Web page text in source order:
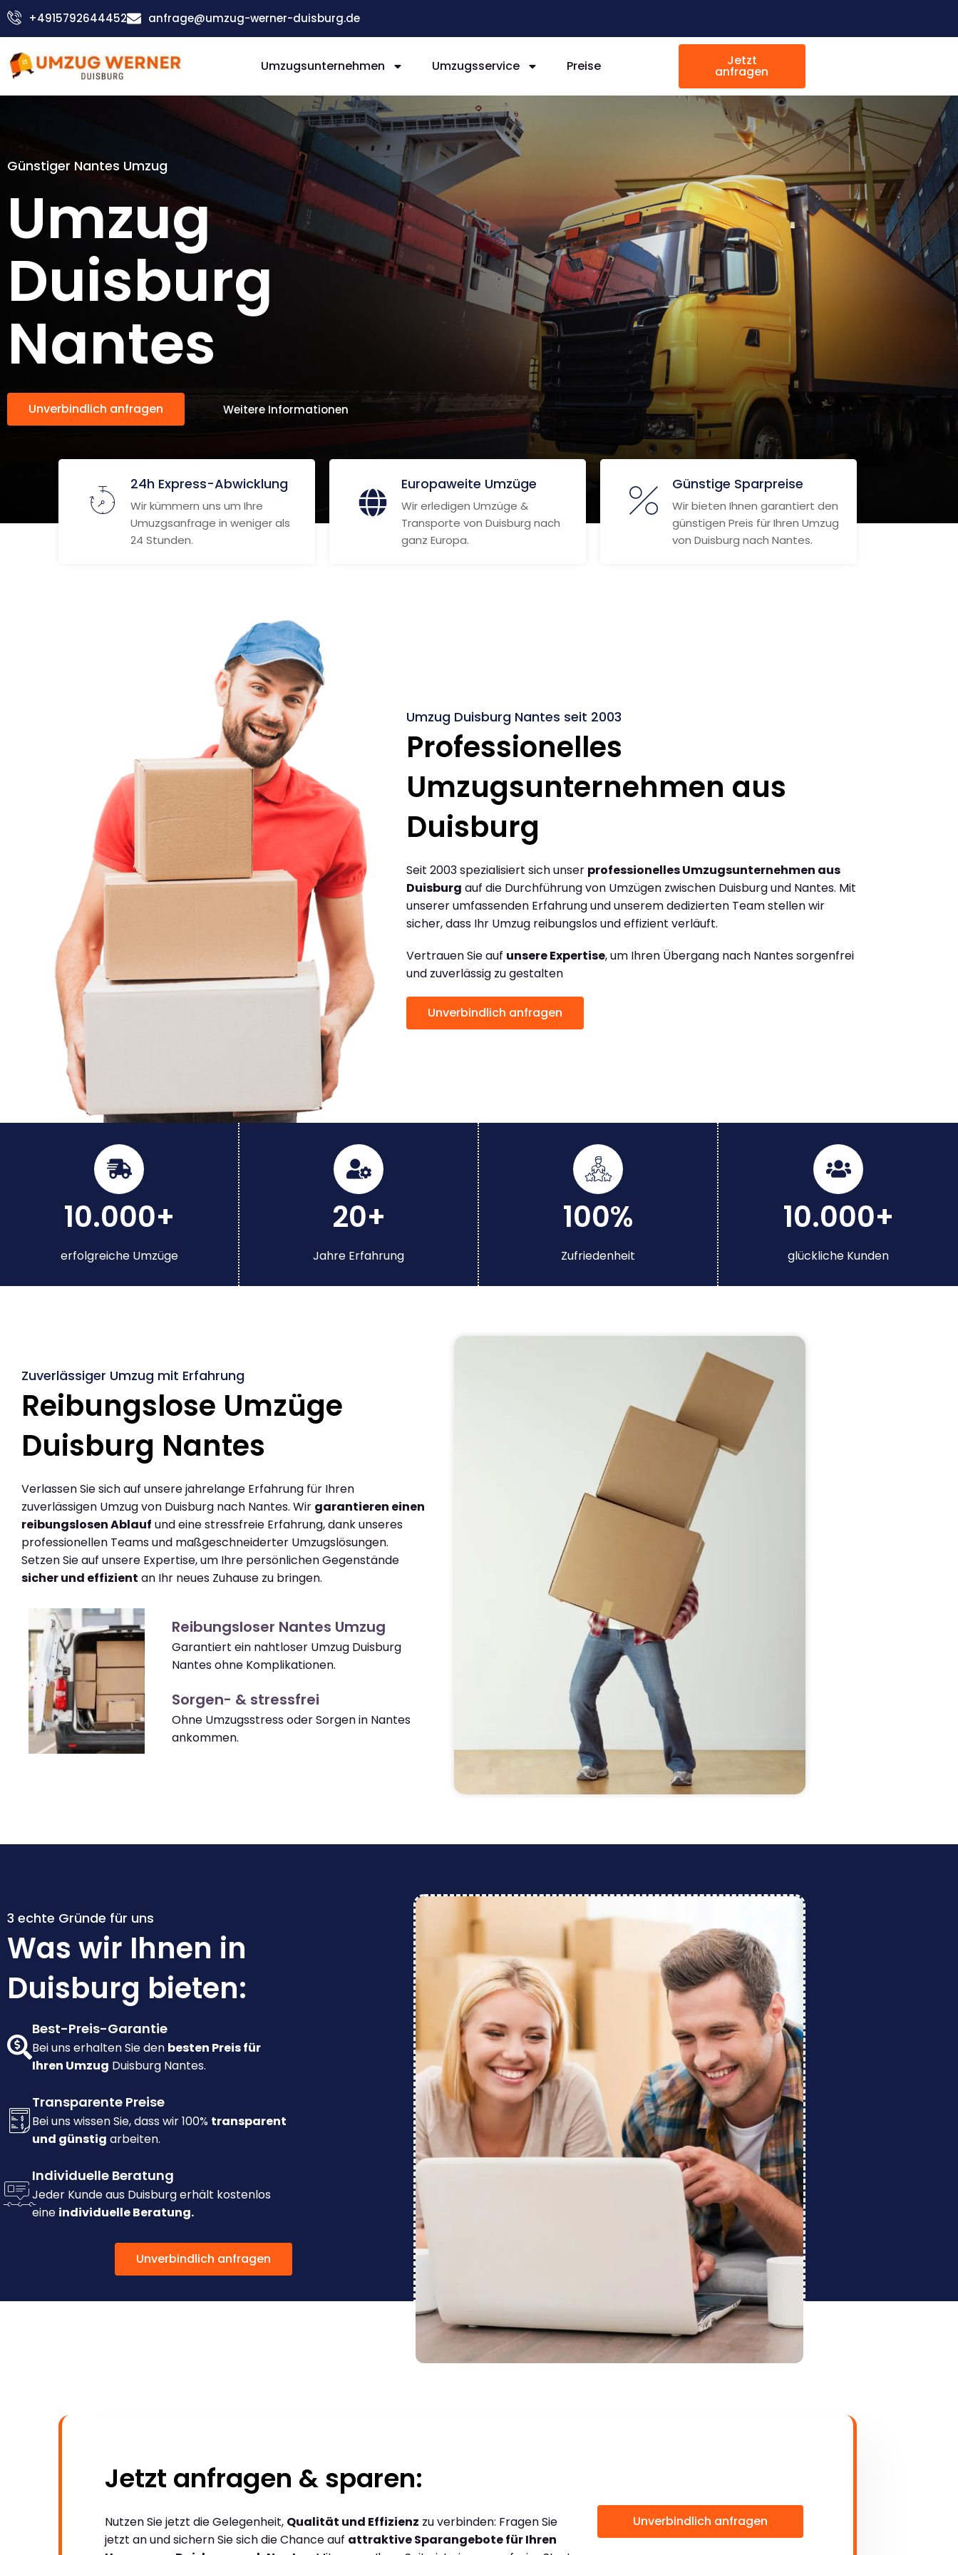
Zum
Inhalt
+4915792644452 anfrage@umzug-werner-duisburg.de
Umzugsunternehmen Umzugsservice Preise Jetzt
anfragen
Günstiger Nantes Umzug
Umzug
Duisburg
Nantes
Unverbindlich anfragen Weitere Informationen
24h Express-Abwicklung
Wir kümmern uns um Ihre
Umuzgsanfrage in weniger als
24 Stunden.
Europaweite Umzüge
Wir erledigen Umzüge &
Transporte von Duisburg nach
ganz Europa.
Günstige Sparpreise
Wir bieten Ihnen garantiert den
günstigen Preis für Ihren Umzug
von Duisburg nach Nantes.
Umzug Duisburg Nantes seit 2003
Professionelles
Umzugsunternehmen aus
Duisburg
Seit 2003 spezialisiert sich unser professionelles Umzugsunternehmen aus
Duisburg auf die Durchführung von Umzügen zwischen Duisburg und Nantes. Mit
unserer umfassenden Erfahrung und unserem dedizierten Team stellen wir
sicher, dass Ihr Umzug reibungslos und effizient verläuft.
Vertrauen Sie auf unsere Expertise, um Ihren Übergang nach Nantes sorgenfrei
und zuverlässig zu gestalten
Unverbindlich anfragen
10.000+
erfolgreiche Umzüge
20+
Jahre Erfahrung
100%
Zufriedenheit
10.000+
glückliche Kunden
Zuverlässiger Umzug mit Erfahrung
Reibungslose Umzüge
Duisburg Nantes
Verlassen Sie sich auf unsere jahrelange Erfahrung für Ihren
zuverlässigen Umzug von Duisburg nach Nantes. Wir garantieren einen
reibungslosen Ablauf und eine stressfreie Erfahrung, dank unseres
professionellen Teams und maßgeschneiderter Umzugslösungen.
Setzen Sie auf unsere Expertise, um Ihre persönlichen Gegenstände
sicher und effizient an Ihr neues Zuhause zu bringen.
Reibungsloser Nantes Umzug
Garantiert ein nahtloser Umzug Duisburg
Nantes ohne Komplikationen.
Sorgen- & stressfrei
Ohne Umzugsstress oder Sorgen in Nantes
ankommen.
3 echte Gründe für uns
Was wir Ihnen in
Duisburg bieten:
Best-Preis-Garantie
Bei uns erhalten Sie den besten Preis für
Ihren Umzug Duisburg Nantes.
Transparente Preise
Bei uns wissen Sie, dass wir 100% transparent
und günstig arbeiten.
Individuelle Beratung
Jeder Kunde aus Duisburg erhält kostenlos
eine individuelle Beratung.
Unverbindlich anfragen
Jetzt anfragen & sparen:
Nutzen Sie jetzt die Gelegenheit, Qualität und Effizienz zu verbinden: Fragen Sie
jetzt an und sichern Sie sich die Chance auf attraktive Sparangebote für Ihren
Unverbindlich anfragen